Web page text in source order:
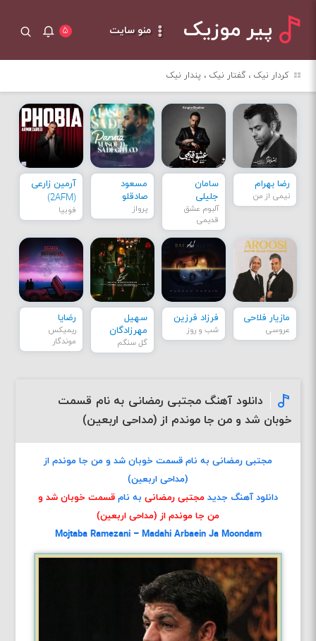
پیر موزیک منو سایت ۵
کردار نیک ، گفتار نیک ، پندار نیک
رضا بهرام
نیمی از من
سامان
جلیلی
آلبوم عشق
قدیمی
مسعود
صادقلو
پرواز
آرمین زارعی
(2AFM)
فوبیا
مازیار فلاحی
عروسی
فرزاد فرزین
شب و روز
سهیل
مهرزادگان
گل سنگم
رضایا
ریمیکس
موندگار
دانلود آهنگ مجتبی رمضانی به نام قسمت
خوبان شد و من جا موندم از (مداحی اربعین)
مجتبی رمضانی به نام قسمت خوبان شد و من جا موندم از
(مداحی اربعین)
دانلود آهنگ جدید مجتبی رمضانی به نام قسمت خوبان شد و
من جا موندم از (مداحی اربعین)
Mojtaba Ramezani – Madahi Arbaein Ja Moondam